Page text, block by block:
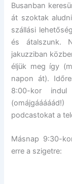
Busanban
át szoktak
szállási
és átalszunk.
jakuzziban
éljük meg így
napon át).
8:00-kor
podcastokat a
Másnap 9:30-
erre a szigetre: